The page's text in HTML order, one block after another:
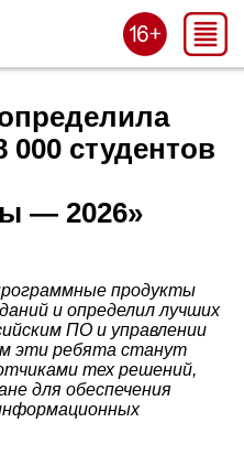
студентов
— 2026»
продукты
и определил лучших
ПО и управлении
эти ребята станут
тех решений,
для обеспечения